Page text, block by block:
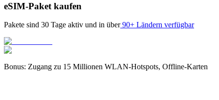
eSIM-Paket kaufen
Pakete sind 30 Tage aktiv und in über 90+ Ländern verfügbar
Bonus: Zugang zu 15 Millionen WLAN-Hotspots, Offline-Karten